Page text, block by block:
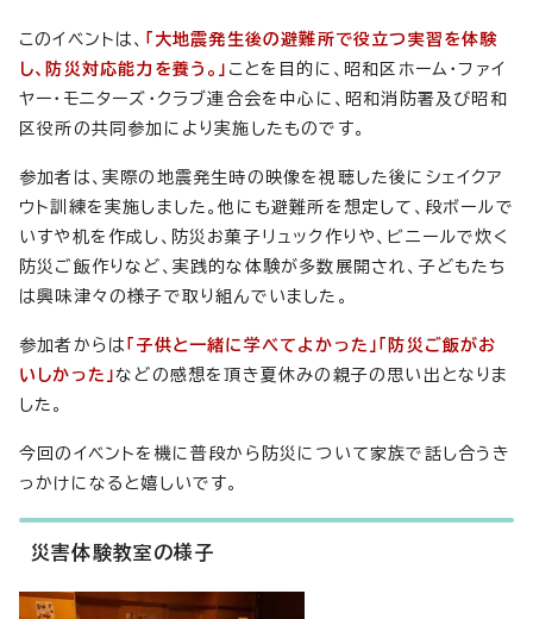
このイベントは、
「大地震発生後の避難所で役立つ実習を体験
し、防災対応能力を養う。」 ことを目的に、昭和区ホーム・ファイ
ヤー・モニターズ・クラブ連合会を中心に、昭和消防署及び昭和
区役所の共同参加により実施したものです。
参加者は、実際の地震発生時の映像を視聴した後にシェイクア
ウト訓練を実施しました。他にも避難所を想定して、段ボールで
いすや机を作成し、防災お菓子リュック作りや、ビニールで炊く
防災ご飯作りなど、実践的な体験が多数展開され、子どもたち
は興味津々の様子で取り組んでいました。
参加者からは 「 子供と一緒に学べてよかった」「防災ご飯がお
いしかった」などの感想を頂き夏休みの親子の思い出となりま
した。
今回のイベントを機に普段から防災について家族で話し合うき
っかけになると嬉しいです。
災害体験教室の様子